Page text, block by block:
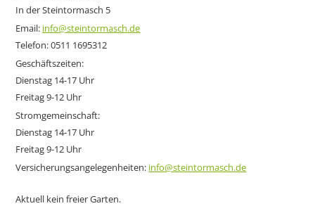
In der Steintormasch 5
Email: info@steintormasch.de
Telefon: 0511 1695312
Geschäftszeiten:
Dienstag 14-17 Uhr
Freitag 9-12 Uhr
Stromgemeinschaft:
Dienstag 14-17 Uhr
Freitag 9-12 Uhr
Versicherungsangelegenheiten: info@steintormasch.de
Aktuell kein freier Garten.